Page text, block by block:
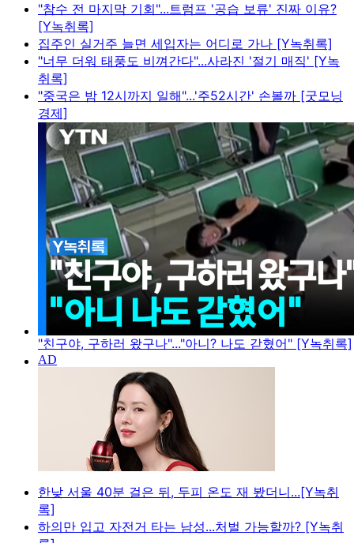
"참수 전 마지막 기회"...트럼프 '공습 보류' 진짜 이유?
[Y녹취록]
집주인 실거주 늘면 세입자는 어디로 가나 [Y녹취록]
"너무 더워 태풍도 비껴간다"...사라진 '절기 매직' [Y녹
취록]
"중국은 밤 12시까지 일해"...'주52시간' 손볼까 [굿모닝
경제]
"친구야, 구하러 왔구나"..."아니? 나도 갇혔어" [Y녹취록]
한낮 서울 40분 걸은 뒤, 두피 온도 재 봤더니...[Y녹취
록]
하의만 입고 자전거 타는 남성...처벌 가능할까? [Y녹취